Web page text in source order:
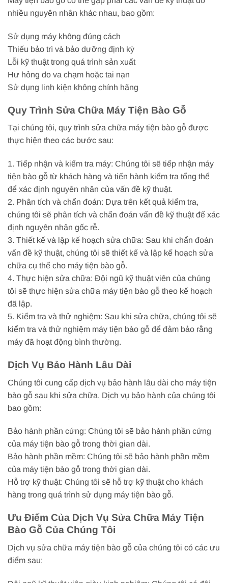
nhiều nguyên nhân khác nhau, bao gồm:
Sử dụng máy không đúng cách
Thiếu bảo trì và bảo dưỡng định kỳ
Lỗi kỹ thuật trong quá trình sản xuất
Hư hỏng do va chạm hoặc tai nạn
Sử dụng linh kiện không chính hãng
Quy Trình Sửa Chữa Máy Tiện Bào Gỗ
Tại chúng tôi, quy trình sửa chữa máy tiện bào gỗ được
thực hiện theo các bước sau:
1. Tiếp nhận và kiểm tra máy: Chúng tôi sẽ tiếp nhận máy
tiện bào gỗ từ khách hàng và tiến hành kiểm tra tổng thể
để xác định nguyên nhân của vấn đề kỹ thuật.
2. Phân tích và chẩn đoán: Dựa trên kết quả kiểm tra,
chúng tôi sẽ phân tích và chẩn đoán vấn đề kỹ thuật để xác
định nguyên nhân gốc rễ.
3. Thiết kế và lập kế hoạch sửa chữa: Sau khi chẩn đoán
vấn đề kỹ thuật, chúng tôi sẽ thiết kế và lập kế hoạch sửa
chữa cụ thể cho máy tiện bào gỗ.
4. Thực hiện sửa chữa: Đội ngũ kỹ thuật viên của chúng
tôi sẽ thực hiện sửa chữa máy tiện bào gỗ theo kế hoạch
đã lập.
5. Kiểm tra và thử nghiệm: Sau khi sửa chữa, chúng tôi sẽ
kiểm tra và thử nghiệm máy tiện bào gỗ để đảm bảo rằng
máy đã hoạt động bình thường.
Dịch Vụ Bảo Hành Lâu Dài
Chúng tôi cung cấp dịch vụ bảo hành lâu dài cho máy tiện
bào gỗ sau khi sửa chữa. Dịch vụ bảo hành của chúng tôi
bao gồm:
Bảo hành phần cứng: Chúng tôi sẽ bảo hành phần cứng
của máy tiện bào gỗ trong thời gian dài.
Bảo hành phần mềm: Chúng tôi sẽ bảo hành phần mềm
của máy tiện bào gỗ trong thời gian dài.
Hỗ trợ kỹ thuật: Chúng tôi sẽ hỗ trợ kỹ thuật cho khách
hàng trong quá trình sử dụng máy tiện bào gỗ.
Ưu Điểm Của Dịch Vụ Sửa Chữa Máy Tiện
Bào Gỗ Của Chúng Tôi
Dịch vụ sửa chữa máy tiện bào gỗ của chúng tôi có các ưu
điểm sau: